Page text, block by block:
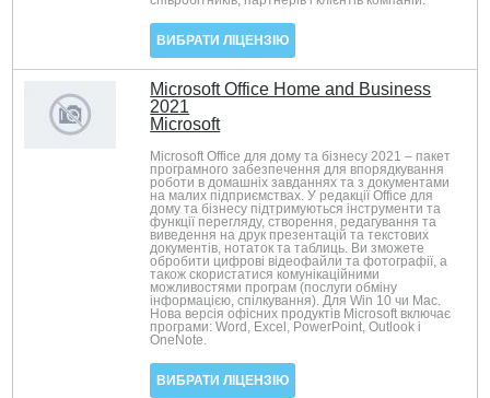
ВИБРАТИ ЛІЦЕНЗІЮ
Microsoft Office Home and Business
2021
Microsoft
Microsoft Office для дому та бізнесу 2021 – пакет
програмного забезпечення для впорядкування
роботи в домашніх завданнях та з документами
на малих підприємствах. У редакції Office для
дому та бізнесу підтримуються інструменти та
функції перегляду, створення, редагування та
виведення на друк презентацій та текстових
документів, нотаток та таблиць. Ви зможете
обробити цифрові відеофайли та фотографії, а
також скористатися комунікаційними
можливостями програм (послуги обміну
інформацією, спілкування). Для Win 10 чи Mac.
Нова версія офісних продуктів Microsoft включає
програми: Word, Excel, PowerPoint, Outlook і
OneNote.
ВИБРАТИ ЛІЦЕНЗІЮ